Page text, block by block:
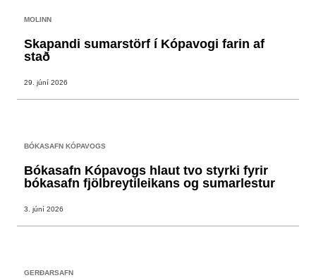
MOLINN
Skapandi sumarstörf í Kópavogi farin af
stað
29. júní 2026
BÓKASAFN KÓPAVOGS
Bókasafn Kópavogs hlaut tvo styrki fyrir
bókasafn fjölbreytileikans og sumarlestur
3. júní 2026
GERÐARSAFN